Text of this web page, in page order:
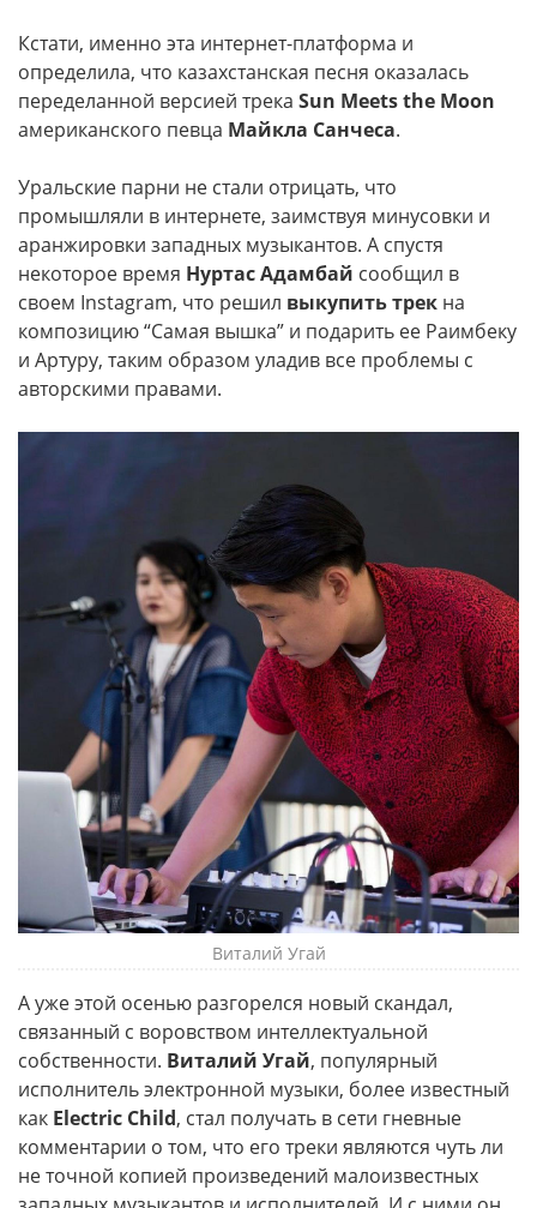
Кстати, именно эта интернет-платформа и
определила, что казахстанская песня оказалась
переделанной версией трека Sun Meets the Moon
американского певца Майкла Санчеса.
Уральские парни не стали отрицать, что
промышляли в интернете, заимствуя минусовки и
аранжировки западных музыкантов. А спустя
некоторое время Нуртас Адамбай сообщил в
своем Instagram, что решил выкупить трек на
композицию “Самая вышка” и подарить ее Раимбеку
и Артуру, таким образом уладив все проблемы с
авторскими правами.
Виталий Угай
А уже этой осенью разгорелся новый скандал,
связанный с воровством интеллектуальной
собственности. Виталий Угай, популярный
исполнитель электронной музыки, более известный
как Electric Child, стал получать в сети гневные
комментарии о том, что его треки являются чуть ли
не точной копией произведений малоизвестных